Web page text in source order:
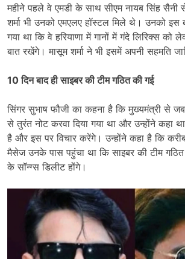
महीने पहले वे एमडी के साथ सीएम नायब सिंह
शर्मा भी उनको एमएलए हॉस्टल मिले थे। उनको इस
गया था कि वे हरियाणा में गानों में गंदे लिरिक्स को
बात रखेंगे। मासूम शर्मा ने भी इसमें अपनी सहमति
10 दिन बाद ही साइबर की टीम गठित की गई
सिंगर सुभाष फौजी का कहना है कि मुख्यमंत्री से
से तुरंत नोट करवा दिया गया था और उन्होंने कहा
है और इस पर विचार करेंगे। उन्होंने कहा है कि
मैसेज उनके पास पहुंचा था कि साइबर की टीम
के सॉन्ग्स डिलीट होंगे।